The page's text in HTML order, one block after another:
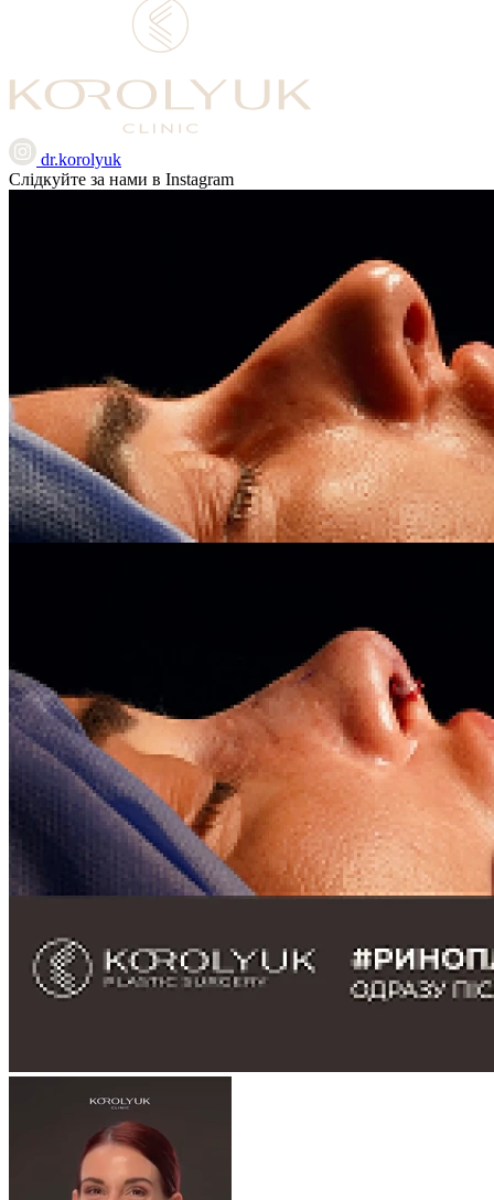
dr.korolyuk
Слідкуйте за нами в Instagram